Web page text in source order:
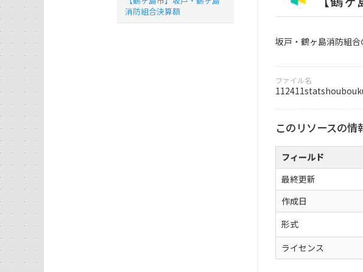
坂戸・鶴ヶ島消防組
ファイル名
このリソースの情
フィールド
最終更新
作成日
形式
ライセンス
消防組合決算額